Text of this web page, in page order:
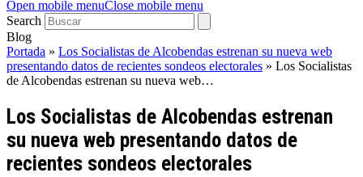
Open mobile menuClose mobile menu
Search
Blog
Portada » Los Socialistas de Alcobendas estrenan su nueva web
presentando datos de recientes sondeos electorales » Los Socialistas
de Alcobendas estrenan su nueva web…
Los Socialistas de Alcobendas estrenan
su nueva web presentando datos de
recientes sondeos electorales